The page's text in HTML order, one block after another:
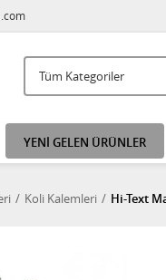
YENİ GELEN ÜRÜNLER
Koli Kalemleri Hi-Text